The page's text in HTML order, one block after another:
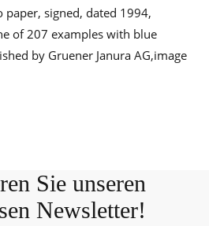
paper, signed, dated 1994,
of 207 examples with blue
by Gruener Janura AG,image
Sie unseren
Newsletter!